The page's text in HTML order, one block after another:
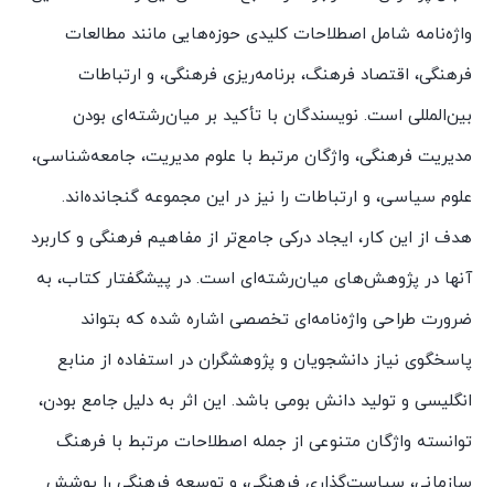
واژه‌نامه شامل اصطلاحات کلیدی حوزه‌هایی مانند مطالعات
فرهنگی، اقتصاد فرهنگ، برنامه‌ریزی فرهنگی، و ارتباطات
بین‌المللی است. نویسندگان با تأکید بر میان‌رشته‌ای بودن
مدیریت فرهنگی، واژگان مرتبط با علوم مدیریت، جامعه‌شناسی،
علوم سیاسی، و ارتباطات را نیز در این مجموعه گنجانده‌اند.
هدف از این کار، ایجاد درکی جامع‌تر از مفاهیم فرهنگی و کاربرد
آنها در پژوهش‌های میان‌رشته‌ای است. در پیشگفتار کتاب، به
ضرورت طراحی واژه‌نامه‌ای تخصصی اشاره شده که بتواند
پاسخگوی نیاز دانشجویان و پژوهشگران در استفاده از منابع
انگلیسی و تولید دانش بومی باشد. این اثر به دلیل جامع بودن،
توانسته واژگان متنوعی از جمله اصطلاحات مرتبط با فرهنگ